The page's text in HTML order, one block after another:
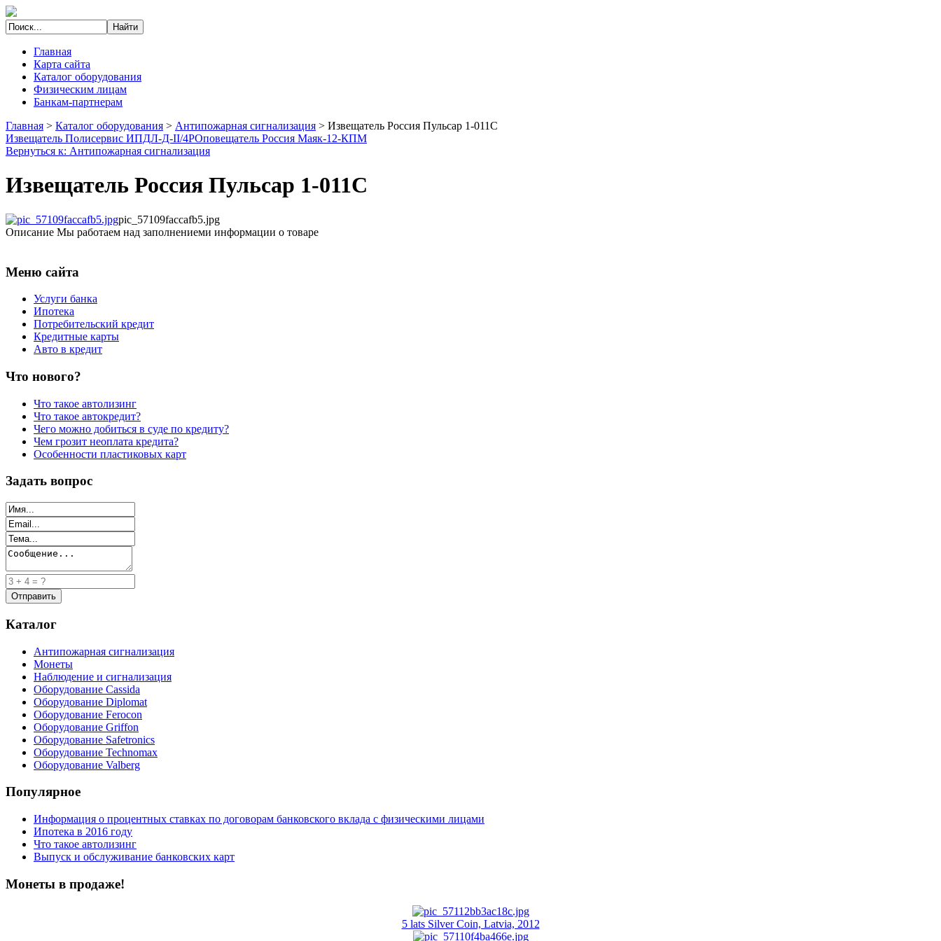
Главная
Карта сайта
Каталог оборудования
Физическим лицам
Банкам-партнерам
Главная > Каталог оборудования > Антипожарная сигнализация > Извещатель Россия Пульсар 1-011С
Извещатель Полисервис ИПДЛ-Д-II/4PОповещатель Россия Маяк-12-КПМ
Вернуться к: Антипожарная сигнализация
Извещатель Россия Пульсар 1-011С
pic_57109faccafb5.jpg
Описание Мы работаем над заполнениеми информации о товаре
Меню сайта
Услуги банка
Ипотека
Потребительский кредит
Кредитные карты
Авто в кредит
Что нового?
Что такое автолизинг
Что такое автокредит?
Чего можно добиться в суде по кредиту?
Чем грозит неоплата кредита?
Особенности пластиковых карт
Задать вопрос
Каталог
Антипожарная сигнализация
Монеты
Наблюдение и сигнализация
Оборудование Cassida
Оборудование Diplomat
Оборудование Ferocon
Оборудование Griffon
Оборудование Safetronics
Оборудование Technomax
Оборудование Valberg
Популярное
Информация о процентных ставках по договорам банковского вклада с физическими лицами
Ипотека в 2016 году
Что такое автолизинг
Выпуск и обслуживание банковских карт
Монеты в продаже!
5 lats Silver Coin, Latvia, 2012